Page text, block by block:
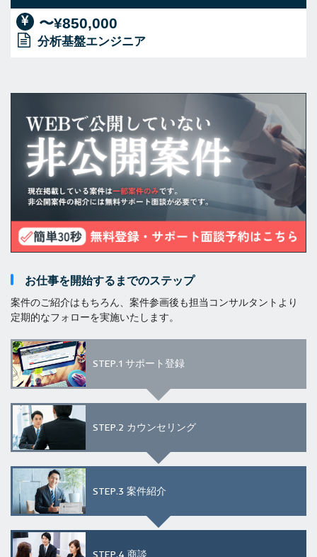
〜¥850,000
分析基盤エンジニア
お仕事を開始するまでのステップ
案件のご紹介はもちろん、案件参画後も担当コンサルタントより
定期的なフォローを実施いたします。
STEP.1 サポート登録
STEP.2 カウンセリング
STEP.3 案件紹介
STEP.4 商談